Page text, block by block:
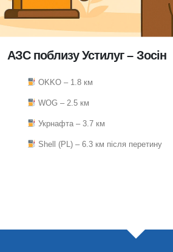
АЗС поблизу Устилуг – Зосін
OKKO – 1.8 км
WOG – 2.5 км
Укрнафта – 3.7 км
Shell (PL) – 6.3 км після перетину